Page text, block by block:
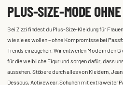
PLUS-SIZE-MODE
Bei Zizzi findest du Plus-Size-Kleidung für
wie sie es wollen – ohne Kompromisse bei
Trends einzugehen. Wir entwerfen Mode in den
für die weibliche Figur und sorgen dafür, dass
aussehen. Stöbere durch alles von Kleidern,
Dessous, Activewear, Schuhen mit extra weiter